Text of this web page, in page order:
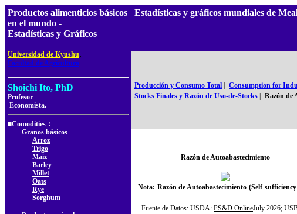
Productos alimenticios básicos
en el mundo -
Estadísticas y Gráficos
Universidad de Kyushu,
Facultad de Agricultura
Shoichi Ito, PhD
Profesor
Economista.
■Comodities：
Granos básicos
Arroz
Trigo
Maíz
Barley
Millet
Oats
Rye
Sorghum
Estadísticas y gráficos mundiales de
Producción y Consumo Total Consumption for
Stocks Finales y Razón de Uso-de-Stocks
Razón de
Razón de Autoabastecimiento
Nota: Razón de Autoabastecimiento (Self-
Fuente de Datos: USDA: PS&D OnlineJuly 2026;